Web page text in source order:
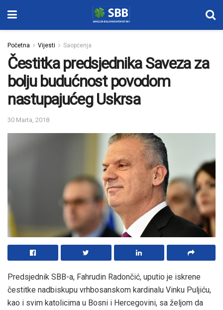
Početna Vijesti Saopćenja
Čestitka predsjednika Saveza za
bolju budućnost povodom
nastupajućeg Uskrsa
30 Marta, 2018
Predsjednik SBB-a, Fahrudin Radončić, uputio je iskrene
čestitke nadbiskupu vrhbosanskom kardinalu Vinku Puljiću,
kao i svim katolicima u Bosni i Hercegovini, sa željom da